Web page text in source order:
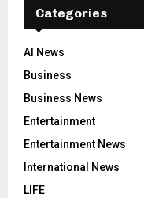
Categories
AI News
Business
Business News
Entertainment
Entertainment News
International News
LIFE